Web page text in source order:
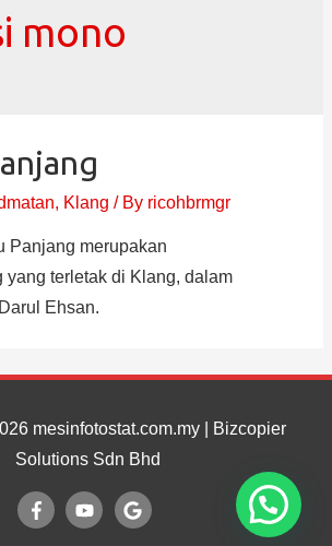
mono
, Klang / By ricohbrmgr
Panjang merupakan
yang terletak di Klang, dalam
Ehsan.
mesinfotostat.com.my| Bizcopier
Solutions Sdn Bhd